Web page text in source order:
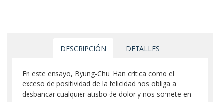
DESCRIPCIÓN DETALLES
En este ensayo, Byung-Chul Han critica como el
exceso de positividad de la felicidad nos obliga a
desbancar cualquier atisbo de dolor y nos somete en